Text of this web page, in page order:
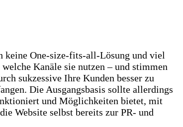
keine One-size-fits-all-Lösung und viel
Kanäle sie nutzen – und stimmen
sukzessive Ihre Kunden besser zu
Die Ausgangsbasis sollte allerdings
und Möglichkeiten bietet, mit
Website selbst bereits zur PR- und